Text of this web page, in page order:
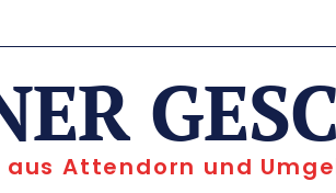
Attendorn und